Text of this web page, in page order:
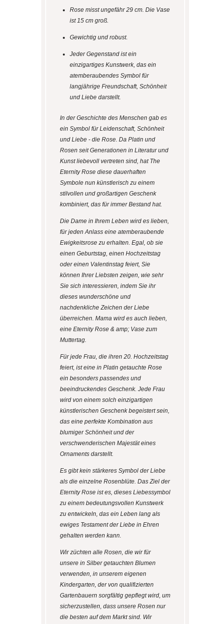
Rose misst ungefähr 29 cm. Die Vase
ist 15 cm groß.
Gewichtig und robust.
Jeder Gegenstand ist ein
einzigartiges Kunstwerk, das ein
atemberaubendes Symbol für
langjährige Freundschaft, Schönheit
und Liebe darstellt.
In der Geschichte des Menschen gab es
ein Symbol für Leidenschaft, Schönheit
und Liebe - die Rose. Da Platin und
Rosen seit Generationen in Literatur und
Kunst liebevoll vertreten sind, hat The
Eternity Rose diese dauerhaften
Symbole nun künstlerisch zu einem
stilvollen und großartigen Geschenk
kombiniert, das für immer Bestand hat.
Die Dame in Ihrem Leben wird es lieben,
für jeden Anlass eine atemberaubende
Ewigkeitsrose zu erhalten. Egal, ob sie
einen Geburtstag, einen Hochzeitstag
oder einen Valentinstag feiert, Sie
können Ihrer Liebsten zeigen, wie sehr
Sie sich interessieren, indem Sie ihr
dieses wunderschöne und
nachdenkliche Zeichen der Liebe
überreichen. Mama wird es auch lieben,
eine Eternity Rose & amp; Vase zum
Muttertag.
Für jede Frau, die ihren 20. Hochzeitstag
feiert, ist eine in Platin getauchte Rose
ein besonders passendes und
beeindruckendes Geschenk. Jede Frau
wird von einem solch einzigartigen
künstlerischen Geschenk begeistert sein,
das eine perfekte Kombination aus
blumiger Schönheit und der
verschwenderischen Majestät eines
Ornaments darstellt.
Es gibt kein stärkeres Symbol der Liebe
als die einzelne Rosenblüte. Das Ziel der
Eternity Rose ist es, dieses Liebessymbol
zu einem bedeutungsvollen Kunstwerk
zu entwickeln, das ein Leben lang als
ewiges Testament der Liebe in Ehren
gehalten werden kann.
Wir züchten alle Rosen, die wir für
unsere in Silber getauchten Blumen
verwenden, in unserem eigenen
Kindergarten, der von qualifizierten
Gartenbauern sorgfältig gepflegt wird, um
sicherzustellen, dass unsere Rosen nur
die besten auf dem Markt sind. Wir